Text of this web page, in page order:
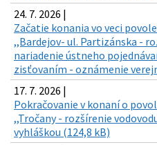
24. 7. 2026 |
Začatie konania vo veci
,,Bardejov- ul. Partizánska -
nariadenie ústneho
zisťovaním - oznámenie
17. 7. 2026 |
Pokračovanie v konaní o
,,Tročany - rozšírenie
vyhláškou (124,8 kB)